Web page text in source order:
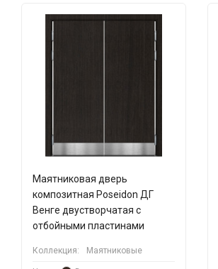
Маятниковая дверь
композитная Poseidon ДГ
Венге двустворчатая с
отбойными пластинами
Коллекция: Маятниковые